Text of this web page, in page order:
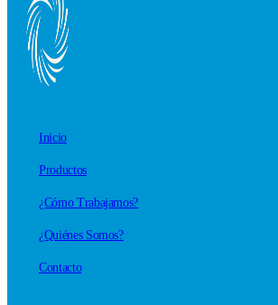
Inicio
Productos
¿Cómo Trabajamos?
¿Quiénes Somos?
Contacto